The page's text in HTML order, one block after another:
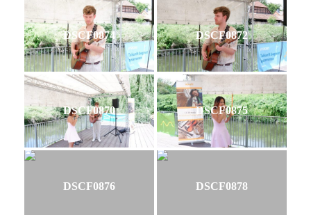
DSCF0874 DSCF0872
DSCF0870 DSCF0875
DSCF0876 DSCF0878